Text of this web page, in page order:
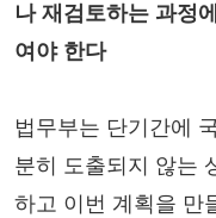
나 재검토하는 과정
여야 한다
법무부는 단기간에
분히 도출되지 않는
하고 이번 계획을 만